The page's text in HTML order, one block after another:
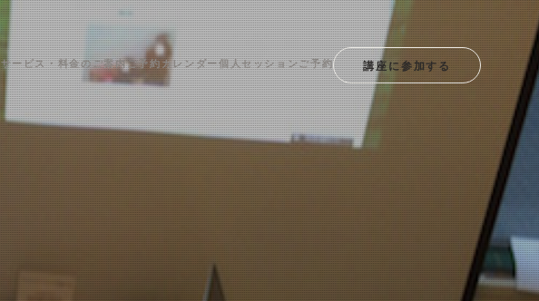
サービス・料金のご案内ご予約カレンダー個人セッションご予約 講座に参加する